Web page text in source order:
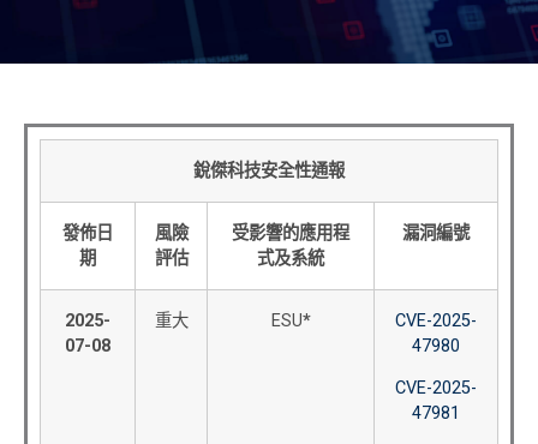
銳傑科技安全性通報
發佈日
期
風險
評估
受影響的應用程
式及系統
漏洞編號
2025-
07-08
重大 ESU*
CVE-2025-
47980
CVE-2025-
47981